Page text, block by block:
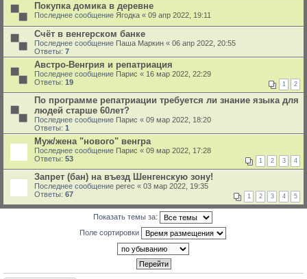
Покупка домика в деревне
Последнее сообщение Ягодка « 09 апр 2022, 19:11
Счёт в венгерском банке
Последнее сообщение Паша Маркин « 06 апр 2022, 20:55
Ответы: 7
Австро-Венгрия и репатриация
Последнее сообщение Парис « 16 мар 2022, 22:29
Ответы: 19 1 2
По программе репатриации требуется ли знание языка для
людей старше 60лет?
Последнее сообщение Парис « 09 мар 2022, 18:20
Ответы: 1
Муж/жена "нового" венгра
Последнее сообщение Парис « 09 мар 2022, 17:28
Ответы: 53 1 2 3 4
Запрет (бан) на въезд Шенгенскую зону!
Последнее сообщение perec « 03 мар 2022, 19:35
Ответы: 67 1 2 3 4 5
Показать темы за:
Поле сортировки